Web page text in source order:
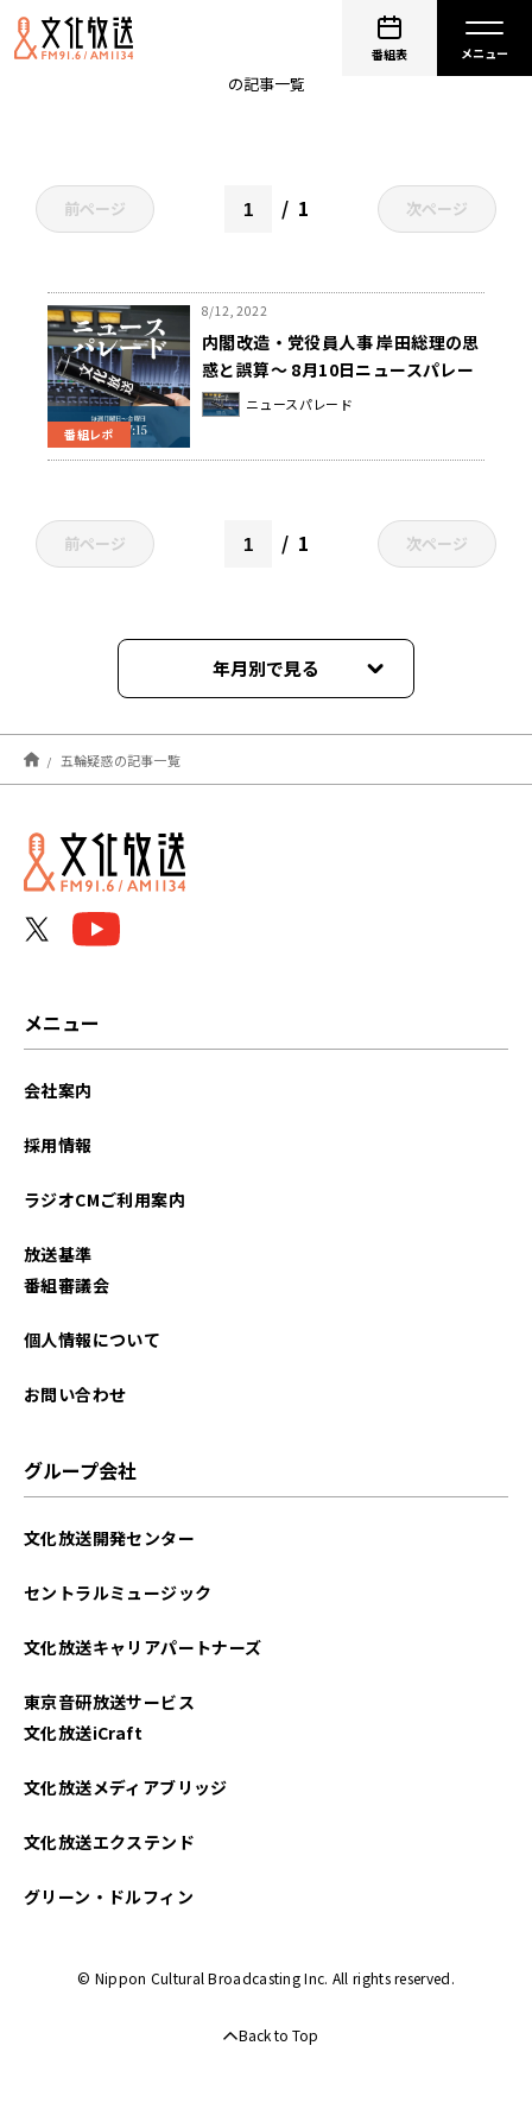
番組表
の記事一覧
前ページ 1 次ページ
番組レポ
8/12, 2022
内閣改造・党役員人事 岸田総理の思
惑と誤算～ 8月10日ニュースパレー
ド 山本香記者取材後記
ニュースパレード
前ページ 1 次ページ
年月別で見る
2022年08月
五輪疑惑の記事一覧
メニュー
会社案内
採用情報
ラジオCMご利用案内
放送基準
番組審議会
個人情報について
お問い合わせ
グループ会社
文化放送開発センター
セントラルミュージック
文化放送キャリアパートナーズ
東京音研放送サービス
文化放送iCraft
文化放送メディアブリッジ
文化放送エクステンド
グリーン・ドルフィン
© Nippon Cultural Broadcasting Inc. All rights reserved.
Back to Top